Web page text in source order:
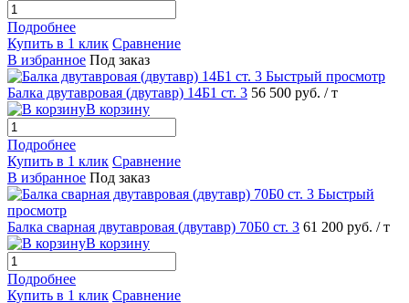
Подробнее
Купить в 1 клик Сравнение
В избранное Под заказ
Быстрый просмотр
Балка двутавровая (двутавр) 14Б1 ст. 3 56 500 руб. / т
В корзину
Подробнее
Купить в 1 клик Сравнение
В избранное Под заказ
Быстрый
просмотр
Балка сварная двутавровая (двутавр) 70Б0 ст. 3 61 200 руб. / т
В корзину
Подробнее
Купить в 1 клик Сравнение